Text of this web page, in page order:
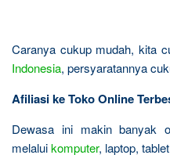
Caranya cukup mudah, kita
Indonesia, persyaratannya
Afiliasi ke Toko Online
Dewasa ini makin banyak
melaluikomputer, laptop,